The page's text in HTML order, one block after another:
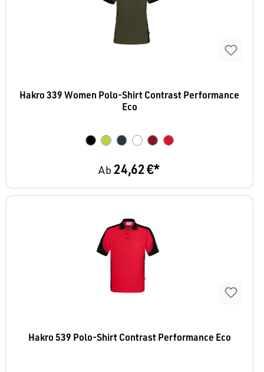
Hakro 339 Women Polo-Shirt Contrast Performance
Eco
Ab24,62 €*
Hakro 539 Polo-Shirt Contrast Performance Eco